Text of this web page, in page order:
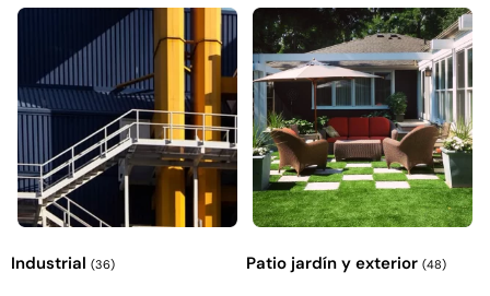
Industrial (36) Patio jardín y exterior (48)